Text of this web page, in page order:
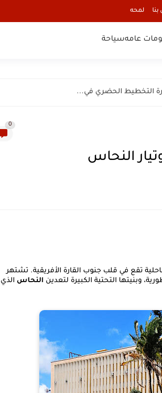
لمحه
عامهسياحة
0
تقع في قلب جنوب القارة الأفريقية. تشتهر
وبنيتها التحتية الكبيرة لتعدين النحاس الذي